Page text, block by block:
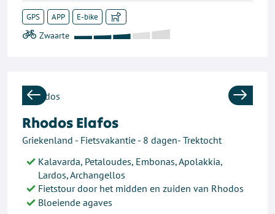
GPS APP E-bike
Previous Next
Rhodos Elafos
Griekenland - Fietsvakantie - 8 dagen- Trektocht
Kalavarda, Petaloudes, Embonas, Apolakkia,
Lardos, Archangellos
Fietstour door het midden en zuiden van Rhodos
Bloeiende agaves